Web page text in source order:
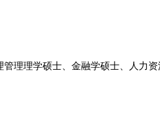
理学硕士、金融学硕士、人力